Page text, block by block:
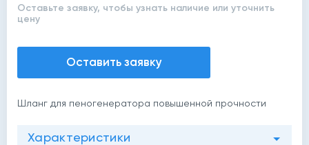
Оставьте заявку, чтобы узнать наличие или уточнить
цену
Оставить заявку
Шланг для пеногенератора повышенной прочности
Характеристики